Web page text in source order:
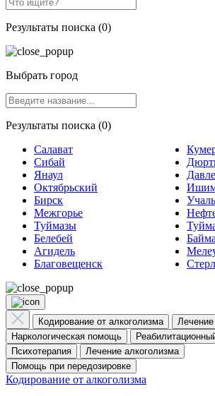
Результаты поиска (0)
Выбрать город
Результаты поиска (0)
Салават
Сибай
Янаул
Октябрьский
Бирск
Межгорье
Туймазы
Белебей
Агидель
Благовещенск
Кодирование от алкоголизма
Наркологическая помощь
Психотерапия
Лечение алкоголизма
Помощь при передозировке
Кодирование от алкоголизма